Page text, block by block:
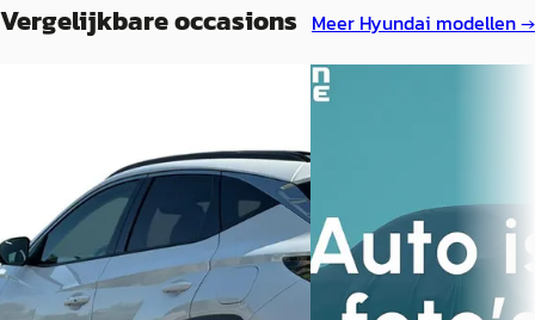
Vergelijkbare occasions Meer Hyundai modellen →
1.6 T-GDI HEV Premium Sky
€ 26.940
v.a. € 571/mnd
Scherp geprijsd
Hyundai Tucson
v.a. € 678/mnd
Marktconform